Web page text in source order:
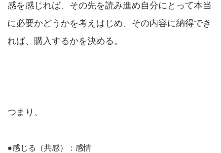
感を感じれば、その先を読み進め自分にとって本当
に必要かどうかを考えはじめ、その内容に納得でき
れば、購入するかを決める。
つまり、
●感じる（共感）：感情